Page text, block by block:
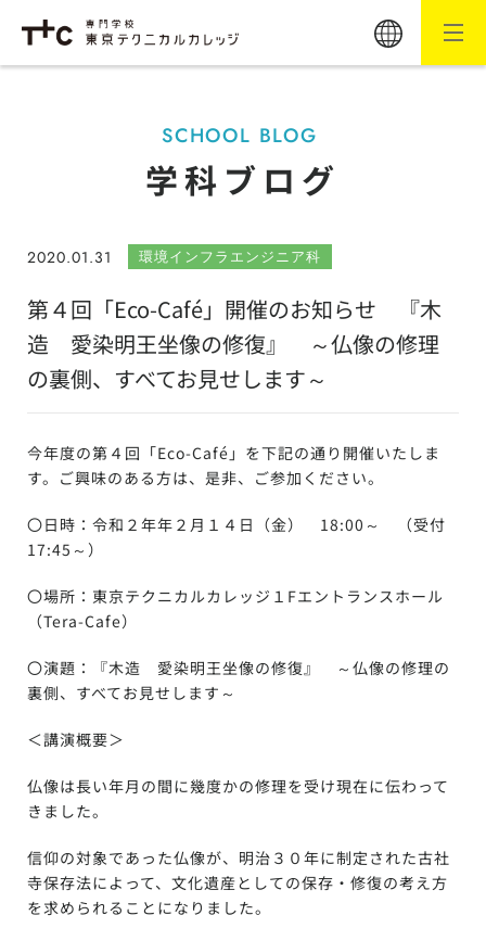
SCHOOL BLOG
学科ブログ
2020.01.31 環境インフラエンジニア科
第４回「Eco-Café」開催のお知らせ 『木
造 愛染明王坐像の修復』 ～仏像の修理
の裏側、すべてお見せします～
今年度の第４回「Eco-Café」を下記の通り開催いたしま
す。ご興味のある方は、是非、ご参加ください。
〇日時：令和２年年２月１４日（金） 18:00～ （受付
17:45～）
〇場所：東京テクニカルカレッジ１Fエントランスホール
（Tera-Cafe）
〇演題：『木造 愛染明王坐像の修復』 ～仏像の修理の
裏側、すべてお見せします～
＜講演概要＞
仏像は長い年月の間に幾度かの修理を受け現在に伝わって
きました。
信仰の対象であった仏像が、明治３０年に制定された古社
寺保存法によって、文化遺産としての保存・修復の考え方
を求められることになりました。